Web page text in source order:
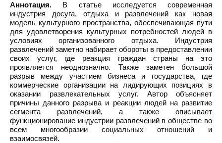
Аннотация. В статье исследуется современная
индустрия досуга, отдыха и развлечений как новая
модель культурного пространства, обеспечивающая пути
для удовлетворения культурных потребностей людей в
условиях организованного отдыха. Индустрия
развлечений заметно набирает обороты в предоставлении
своих услуг, где реакция граждан страны на это
проявляется неоднозначно. Также заметен большой
разрыв между участием бизнеса и государства, где
коммерческие организации на лидирующих позициях в
оказании развлекательных услуг. Автор объясняет
причины данного разрыва и реакции людей на развитие
сегмента развлечений, а также описывает
функционирование индустрии развлечений в обществе во
всем многообразии социальных отношений и
взаимосвязей.